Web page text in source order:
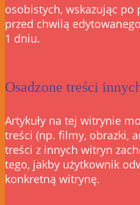
osobistych, wskazując
przed chwilą
1 dniu.
Osadzone treści
Artykuły na tej witrynie
treści (np. filmy, obrazki,
treści z innych witryn
tego, jakby użytkownik
konkretną witrynę.